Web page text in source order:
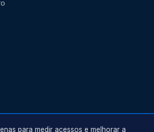
para medir acessos e melhorar a